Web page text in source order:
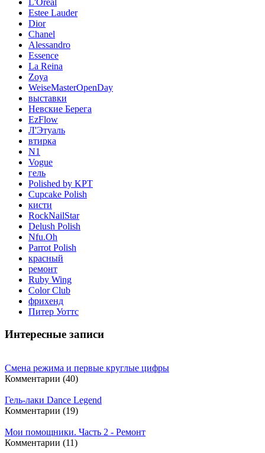
Estee Lauder
Dior
Chanel
Alessandro
Essence
La Reina
Zoya
WeiseMasterOpenDay
выставки
Невские Берега
EzFlow
Л'Этуаль
втирка
N1
Vogue
гель
Polished by KPT
Cupcake Polish
кисти
RockNailStar
Delush Polish
Nfu.Oh
Parrot Polish
красный
ремонт
Ruby Wing
Color Club
фрихенд
Питер Уоттс
Интересные записи
Смена режима и первые круглые цифры
Комментарии (40)
Гель-лаки Dance Legend
Комментарии (19)
Мои помощники. Часть 2 - Ремонт
Комментарии (11)